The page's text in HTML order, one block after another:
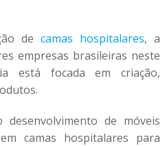
de camas hospitalares, a
empresas brasileiras neste
está focada em criação,
desenvolvimento de móveis
camas hospitalares para